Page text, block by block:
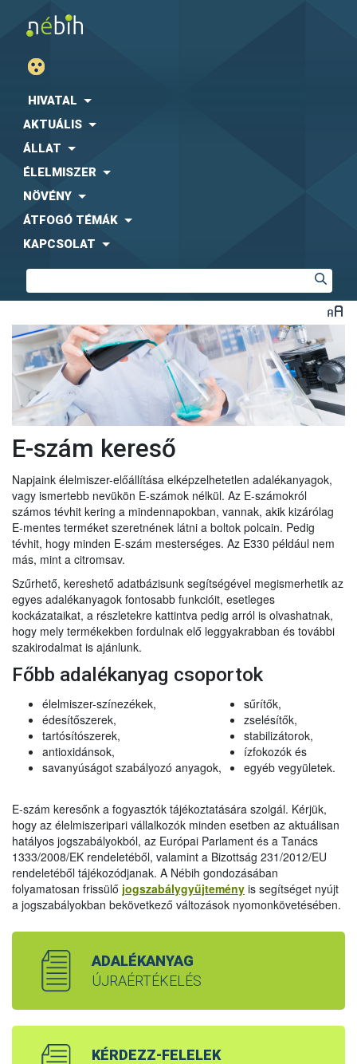
HIVATAL
AKTUÁLIS
ÁLLAT
ÉLELMISZER
NÖVÉNY
ÁTFOGÓ TÉMÁK
KAPCSOLAT
E-szám kereső
Napjaink élelmiszer-előállítása elképzelhetetlen adalékanyagok,
vagy ismertebb nevükön E-számok nélkül. Az E-számokról
számos tévhit kering a mindennapokban, vannak, akik kizárólag
E-mentes terméket szeretnének látni a boltok polcain. Pedig
tévhit, hogy minden E-szám mesterséges. Az E330 például nem
más, mint a citromsav.
Szűrhető, kereshető adatbázisunk segítségével megismerhetik az
egyes adalékanyagok fontosabb funkcióit, esetleges
kockázataikat, a részletekre kattintva pedig arról is olvashatnak,
hogy mely termékekben fordulnak elő leggyakrabban és további
szakirodalmat is ajánlunk.
Főbb adalékanyag csoportok
élelmiszer-színezékek,
édesítőszerek,
tartósítószerek,
antioxidánsok,
savanyúságot szabályozó anyagok,
sűrítők,
zselésítők,
stabilizátorok,
ízfokozók és
egyéb vegyületek.
E-szám keresőnk a fogyasztók tájékoztatására szolgál. Kérjük,
hogy az élelmiszeripari vállalkozók minden esetben az aktuálisan
hatályos jogszabályokból, az Európai Parlament és a Tanács
1333/2008/EK rendeletéből, valamint a Bizottság 231/2012/EU
rendeletéből tájékozódjanak. A Nébih gondozásában
folyamatosan frissülő jogszabálygyűjtemény is segítséget nyújt
a jogszabályokban bekövetkező változások nyomonkövetésében.
ADALÉKANYAG
ÚJRAÉRTÉKELÉS
KÉRDEZZ-FELELEK